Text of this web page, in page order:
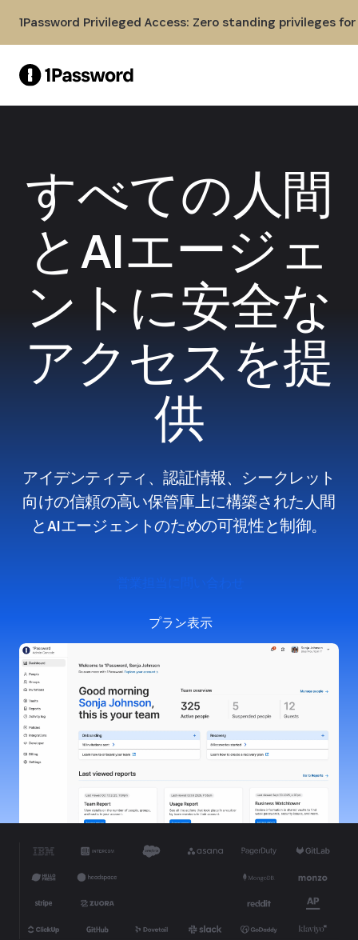
1Password Privileged Access: Zero standing privileges
すべての人間
とAIエージェ
ントに安全な
アクセスを提
供
アイデンティティ、認証情報、シークレット
向けの信頼の高い保管庫上に構築された人間
とAIエージェントのための可視性と制御。
営業担当に問い合わせ
プラン表示